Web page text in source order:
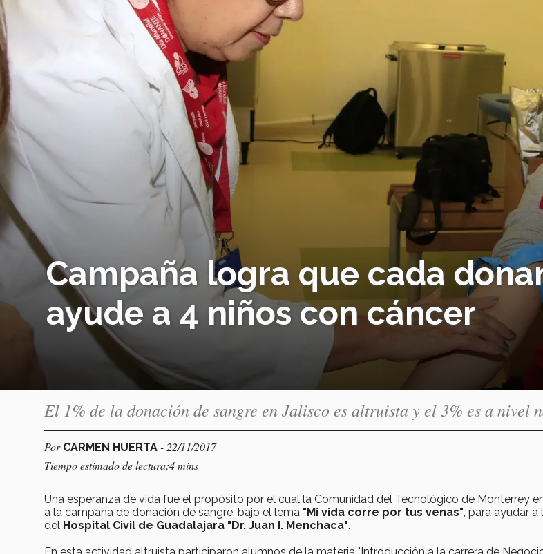
Campaña logra que cada
ayude a 4 niños con cáncer
El 1% de la donación de sangre en Jalisco es altruista y el 3% es a nivel
Por CARMEN HUERTA - 22/11/2017
Tiempo estimado de lectura:4 mins
Una esperanza de vida fue el propósito por el cual la Comunidad del Tecnológico de Monterrey
a la campaña de donación de sangre, bajo el lema "Mi vida corre por tus venas" , para ayudar
del Hospital Civil de Guadalajara "Dr. Juan I. Menchaca".
En esta actividad altruista participaron alumnos de la materia "Introducción a la carrera de